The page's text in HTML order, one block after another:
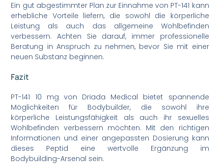
Ein gut abgestimmter Plan zur Einnahme von PT-141 kann
erhebliche Vorteile liefern, die sowohl die körperliche
Leistung als auch das allgemeine Wohlbefinden
verbessern. Achten Sie darauf, immer professionelle
Beratung in Anspruch zu nehmen, bevor Sie mit einer
neuen Substanz beginnen.
Fazit
PT-141 10 mg von Driada Medical bietet spannende
Möglichkeiten für Bodybuilder, die sowohl ihre
körperliche Leistungsfähigkeit als auch ihr sexuelles
Wohlbefinden verbessern möchten. Mit den richtigen
Informationen und einer angepassten Dosierung kann
dieses Peptid eine wertvolle Ergänzung im
Bodybuilding-Arsenal sein.